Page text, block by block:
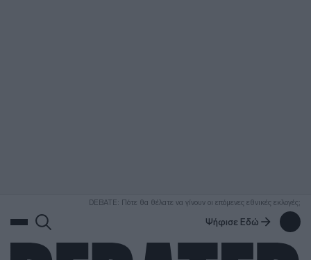
DEBATE: Πότε θα θέλατε να γίνουν οι επόμενες εθνικές εκλογές;
Ψήφισε Εδώ